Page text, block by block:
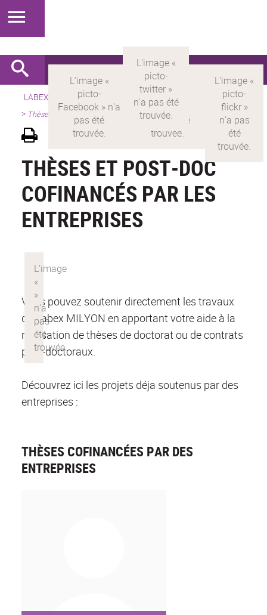
LABEX > LABEX MILYON Version française
Présentation
> Thèses et Post-Doc cofinancés par les entreprises
THÈSES ET POST-DOC
COFINANCÉS PAR LES
ENTREPRISES
Vous pouvez soutenir directement les travaux
du Labex MILYON en apportant votre aide à la
réalisation de thèses de doctorat ou de contrats
post-doctoraux.
Découvrez ici les projets déja soutenus par des
entreprises :
THÈSES COFINANCÉES PAR DES
ENTREPRISES